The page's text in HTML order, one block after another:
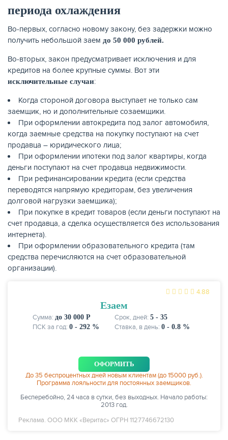
периода охлаждения
Во-первых, согласно новому закону, без задержки можно
получить небольшой заем до 50 000 рублей.
Во-вторых, закон предусматривает исключения и для
кредитов на более крупные суммы. Вот эти
исключительные случаи:
Когда стороной договора выступает не только сам
заемщик, но и дополнительные созаемщики.
При оформлении автокредита под залог автомобиля,
когда заемные средства на покупку поступают на счет
продавца – юридического лица;
При оформлении ипотеки под залог квартиры, когда
деньги поступают на счет продавца недвижимости.
При рефинансировании кредита (если средства
переводятся напрямую кредиторам, без увеличения
долговой нагрузки заемщика);
При покупке в кредит товаров (если деньги поступают на
счет продавца, а сделка осуществляется без использования
интернета).
При оформлении образовательного кредита (там
средства перечисляются на счет образовательной
организации).
4.88
Езаем
Сумма: до 30 000 Р Срок, дней: 5 - 35
ПСК за год: 0 - 292 % Ставка, в день: 0 - 0.8 %
ОФОРМИТЬ
До 35 беспроцентных дней новым клиентам (до 15000 руб.).
Программа лояльности для постоянных заемщиков.
Бесперебойно, 24 часа в сутки, без выходных. Начало работы:
2013 год.
Реклама. ООО МКК «Веритас» ОГРН 1127746672130